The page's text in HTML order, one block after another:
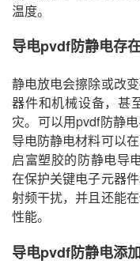
温度。
导电pvdf防静电存
静电放电会擦除或改
器件和机械设备，甚
灾。可以用pvdf防静
导电防静电材料可以
启富塑胶的防静电导
在保护关键电子元器
射频干扰，并且还能
性能。
导电pvdf防静电添